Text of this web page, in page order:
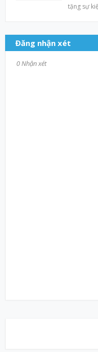
tặng sự
Đăng nhận xét
0 Nhận xét